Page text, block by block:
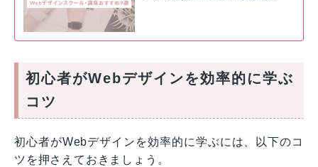
初心者がWebデザインを効率的に学ぶ
コツ
初心者がWebデザインを効率的に学ぶには、以下のコ
ツを押さえておきましょう。